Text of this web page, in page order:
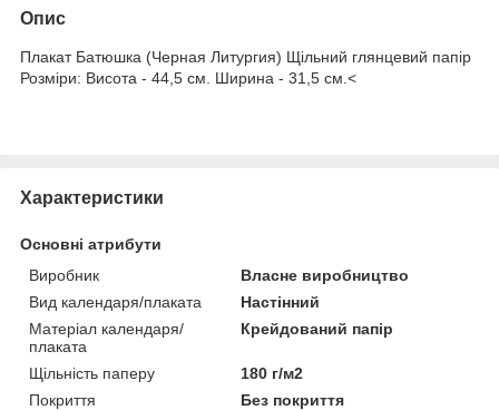
Опис
Плакат Батюшка (Черная Литургия) Щільний глянцевий папір
Розміри: Висота - 44,5 см. Ширина - 31,5 см.<
Характеристики
Основні атрибути
Виробник
Власне виробництво
Вид календаря/плаката
Настінний
Матеріал календаря/
плаката
Крейдований папір
Щільність паперу
180 г/м2
Покриття
Без покриття